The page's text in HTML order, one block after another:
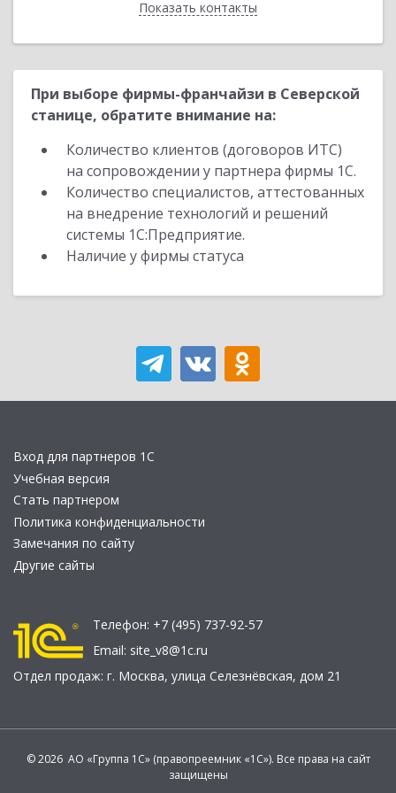
Показать контакты
Назад
При выборе фирмы-франчайзи в Северской
станице, обратите внимание на:
Количество клиентов (договоров ИТС)
на сопровождении у партнера фирмы 1С.
Количество специалистов, аттестованных
на внедрение технологий и решений
системы 1С:Предприятие.
Наличие у фирмы статуса
Вход для партнеров 1С
Учебная версия
Стать партнером
Политика конфиденциальности
Замечания по сайту
Другие сайты
Телефон: +7 (495) 737-92-57
Email: site_v8@1c.ru
Отдел продаж: г. Москва, улица Селезнёвская, дом 21
© 2026 АО «Группа 1С» (правопреемник «1С»). Все права на сайт
защищены